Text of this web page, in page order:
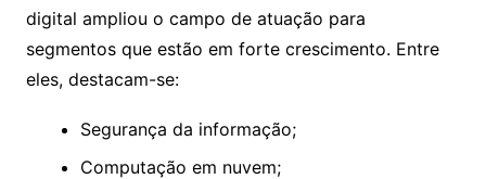
digital ampliou o campo de atuação para
segmentos que estão em forte crescimento. Entre
eles, destacam-se:
Segurança da informação;
Computação em nuvem;